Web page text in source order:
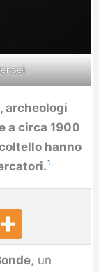
archeologi
a circa 1900
hanno
1
, un